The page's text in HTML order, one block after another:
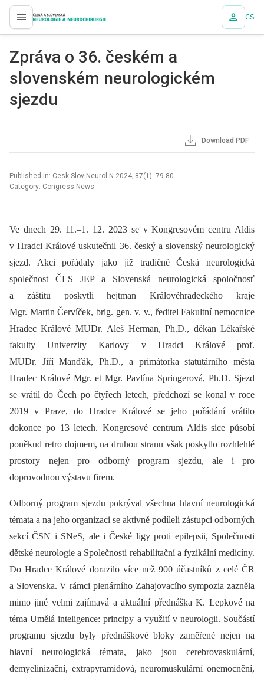
proLékaře.cz CS
Zpráva o 36. českém a
slovenském neurologickém
sjezdu
Download PDF
Published in: Cesk Slov Neurol N 2024; 87(1): 79-80
Category: Congress News
Ve dnech 29. 11.–1. 12. 2023 se v Kongresovém centru Aldis
v Hradci Králové uskutečnil 36. český a slovenský neurologický
sjezd. Akci pořádaly jako již tradičně Česká neurologická
společnost ČLS JEP a Slovenská neurologická spoločnosť
a záštitu poskytli hejtman Královéhradeckého kraje
Mgr. Martin Červíček, brig. gen. v. v., ředitel Fakultní nemocnice
Hradec Králové MUDr. Aleš Herman, Ph.D., děkan Lékařské
fakulty Univerzity Karlovy v Hradci Králové prof.
MUDr. Jiří Manďák, Ph.D., a primátorka statutárního města
Hradec Králové Mgr. et Mgr. Pavlína Springerová, Ph.D. Sjezd
se vrátil do Čech po čtyřech letech, předchozí se konal v roce
2019 v Praze, do Hradce Králové se jeho pořádání vrátilo
dokonce po 13 letech. Kongresové centrum Aldis sice působí
poněkud retro dojmem, na druhou stranu však poskytlo rozhlehlé
prostory nejen pro odborný program sjezdu, ale i pro
doprovodnou výstavu firem.
Odborný program sjezdu pokrýval všechna hlavní neurologická
témata a na jeho organizaci se aktivně podíleli zástupci odborných
sekcí ČSN i SNeS, ale i České ligy proti epilepsii, Společnosti
dětské neurologie a Společnosti rehabilitační a fyzikální medicíny.
Do Hradce Králové dorazilo více než 900 účastníků z celé ČR
a Slovenska. V rámci plenárního Zahajovacího sympozia zazněla
mimo jiné velmi zajímavá a aktuální přednáška K. Lepkové na
téma Umělá inteligence: principy a využití v neurologii. Součástí
programu sjezdu byly přednáškové bloky zaměřené nejen na
hlavní neurologická témata, jako jsou cerebrovaskulární,
demyelinizační, extrapyramidová, neuromuskulární onemocnění,